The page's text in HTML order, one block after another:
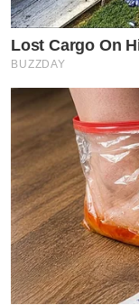
Lost Cargo On
BUZZDAY